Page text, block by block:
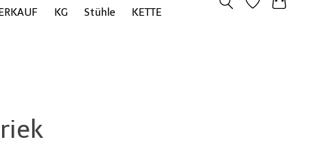
KG Stühle
KETTE